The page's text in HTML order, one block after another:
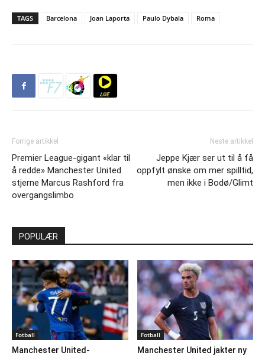
TAGS Barcelona Joan Laporta Paulo Dybala Roma
Forrige artikkel
Premier League-gigant «klar til
å redde» Manchester United
stjerne Marcus Rashford fra
overgangslimbo
Neste artikkel
Jeppe Kjær ser ut til å få
oppfylt ønske om mer spilltid,
men ikke i Bodø/Glimt
POPULÆR
Fotball
Manchester United-
Fotball
Manchester United jakter ny